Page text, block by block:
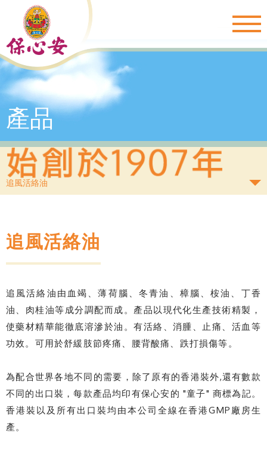
產品
追風活絡油
追風活絡油
追風活絡油由血竭、薄荷腦、冬青油、樟腦、桉油、丁香
油、肉桂油等成分調配而成。產品以現代化生產技術精製，
使藥材精華能徹底溶滲於油。有活絡、消腫、止痛、活血等
功效。可用於舒緩肢節疼痛、腰背酸痛、跌打損傷等。
為配合世界各地不同的需要，除了原有的香港裝外,還有數款
不同的出口裝，每款產品均印有保心安的 "童子" 商標為記。
香港裝以及所有出口裝均由本公司全線在香港GMP廠房生
產。